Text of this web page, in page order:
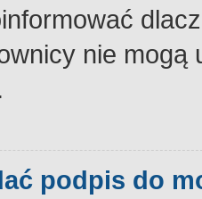
nie
podpis do